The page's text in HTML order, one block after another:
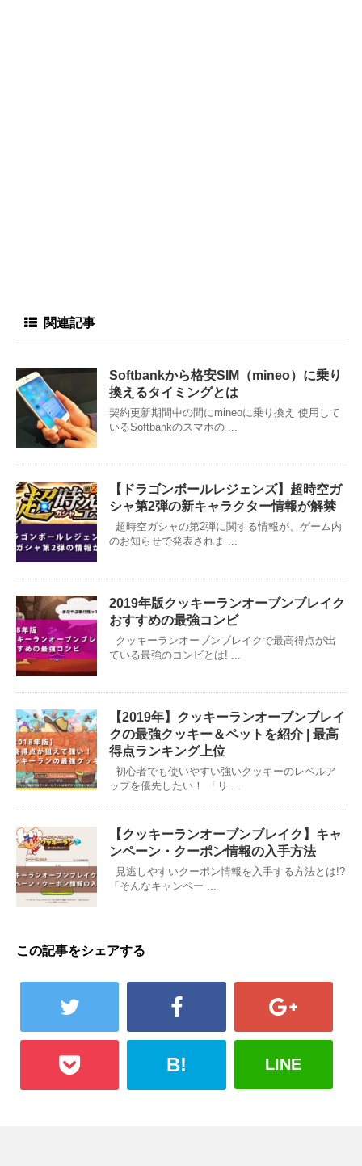
関連記事
Softbankから格安SIM（mineo）に乗り
換えるタイミングとは
契約更新期間中の間にmineoに乗り換え 使用して
いるSoftbankのスマホの ...
【ドラゴンボールレジェンズ】超時空ガ
シャ第2弾の新キャラクター情報が解禁
超時空ガシャの第2弾に関する情報が、ゲーム内
のお知らせで発表されま ...
2019年版クッキーランオーブンブレイク
おすすめの最強コンビ
クッキーランオーブンブレイクで最高得点が出
ている最強のコンビとは! ...
【2019年】クッキーランオーブンブレイ
クの最強クッキー＆ペットを紹介 | 最高
得点ランキング上位
初心者でも使いやすい強いクッキーのレベルア
ップを優先したい！ 「リ ...
【クッキーランオーブンブレイク】キャ
ンペーン・クーポン情報の入手方法
見逃しやすいクーポン情報を入手する方法とは!?
「そんなキャンペー ...
この記事をシェアする
B! LINE